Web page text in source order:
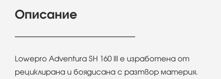
Описание
Lowepro Adventura SH 160 III е изработена от
рециклирана и боядисана с разтвор материя.